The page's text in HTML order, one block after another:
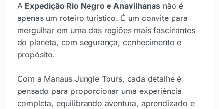
A Expedição Rio Negro e Anavilhanas não é
apenas um roteiro turístico. É um convite para
mergulhar em uma das regiões mais fascinantes
do planeta, com segurança, conhecimento e
propósito.
Com a Manaus Jungle Tours, cada detalhe é
pensado para proporcionar uma experiência
completa, equilibrando aventura, aprendizado e